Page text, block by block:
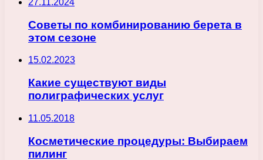
27.11.2024
Советы по комбинированию берета в
этом сезоне
15.02.2023
Какие существуют виды
полиграфических услуг
11.05.2018
Косметические процедуры: Выбираем
пилинг